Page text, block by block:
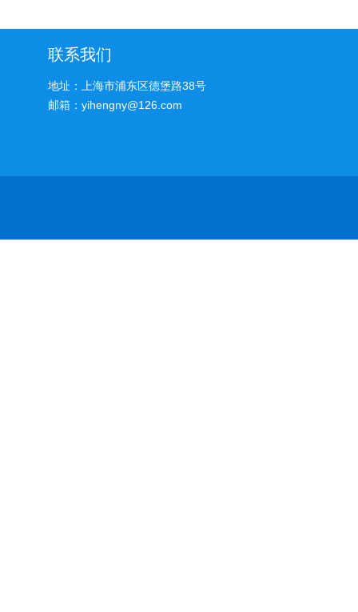
联系我们
地址：上海市浦东区德堡路38号
邮箱：yihengny@126.com